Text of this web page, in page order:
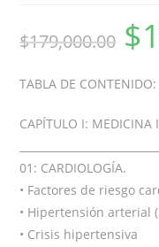
$179,000.00 $
TABLA DE CONTENIDO:
CAPÍTULO I: MEDICINA
01: CARDIOLOGÍA.
• Factores de riesgo
• Hipertensión arterial
• Crisis hipertensiva